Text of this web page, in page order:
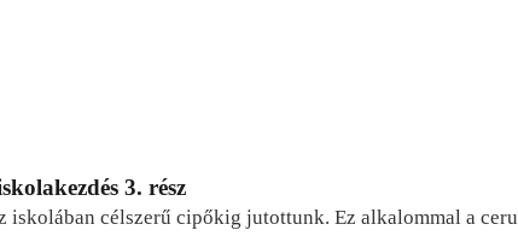
3. rész
iskolában célszerű cipőkig jutottunk. Ez alkalommal a